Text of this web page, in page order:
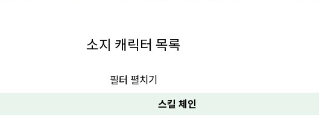
소지 캐릭터 목록
필터 펼치기
스킬 체인